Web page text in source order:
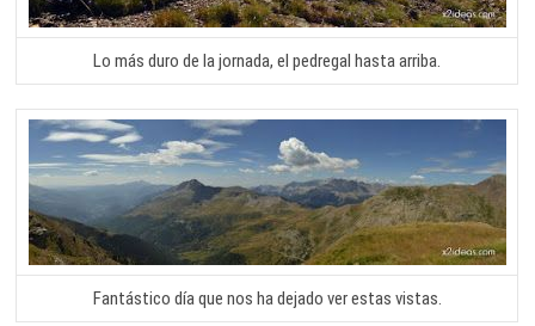
Lo más duro de la jornada, el pedregal hasta arriba.
Fantástico día que nos ha dejado ver estas vistas.